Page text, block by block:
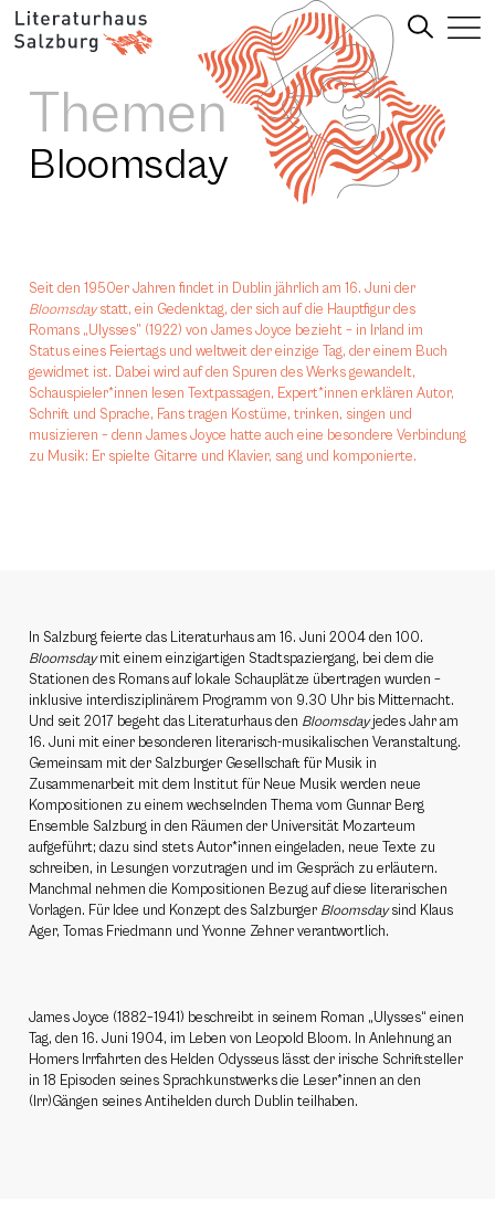
Themen
Bloomsday
Seit den 1950er Jahren findet in Dublin jährlich am 16. Juni der
Bloomsdaystatt, ein Gedenktag, der sich auf die Hauptfigur des
Romans „Ulysses” (1922) von James Joyce bezieht – in Irland im
Status eines Feiertags und weltweit der einzige Tag, der einem Buch
gewidmet ist. Dabei wird auf den Spuren des Werks gewandelt,
Schauspieler*innen lesen Textpassagen, Expert*innen erklären Autor,
Schrift und Sprache, Fans tragen Kostüme, trinken, singen und
musizieren – denn James Joyce hatte auch eine besondere Verbindung
zu Musik: Er spielte Gitarre und Klavier, sang und komponierte.
In Salzburg feierte das Literaturhaus am 16. Juni 2004 den 100.
Bloomsdaymit einem einzigartigen Stadtspaziergang, bei dem die
Stationen des Romans auf lokale Schauplätze übertragen wurden –
inklusive interdisziplinärem Programm von 9.30 Uhr bis Mitternacht.
Und seit 2017 begeht das Literaturhaus den Bloomsdayjedes Jahr am
16. Juni mit einer besonderen literarisch-musikalischen Veranstaltung.
Gemeinsam mit der Salzburger Gesellschaft für Musik in
Zusammenarbeit mit dem Institut für Neue Musik werden neue
Kompositionen zu einem wechselnden Thema vom Gunnar Berg
Ensemble Salzburg in den Räumen der Universität Mozarteum
aufgeführt; dazu sind stets Autor*innen eingeladen, neue Texte zu
schreiben, in Lesungen vorzutragen und im Gespräch zu erläutern.
Manchmal nehmen die Kompositionen Bezug auf diese literarischen
Vorlagen. Für Idee und Konzept des Salzburger Bloomsdaysind Klaus
Ager, Tomas Friedmann und Yvonne Zehner verantwortlich.
James Joyce (1882–1941) beschreibt in seinem Roman „Ulysses“ einen
Tag, den 16. Juni 1904, im Leben von Leopold Bloom. In Anlehnung an
Homers Irrfahrten des Helden Odysseus lässt der irische Schriftsteller
in 18 Episoden seines Sprachkunstwerks die Leser*innen an den
(Irr)Gängen seines Antihelden durch Dublin teilhaben.